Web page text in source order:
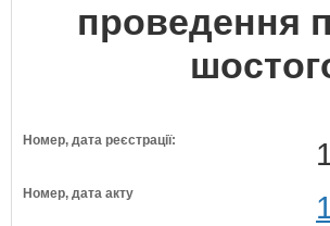
проведення
Номер, дата реєстрації:
Номер, дата акту